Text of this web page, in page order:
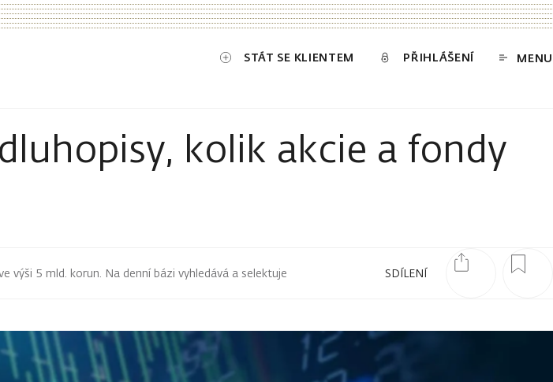
STÁT SE KLIENTEM PŘIHLÁŠENÍ MENU
kolik akcie a fondy
SDÍLENÍ
výši 5 mld. korun. Na denní bázi vyhledává a selektuje